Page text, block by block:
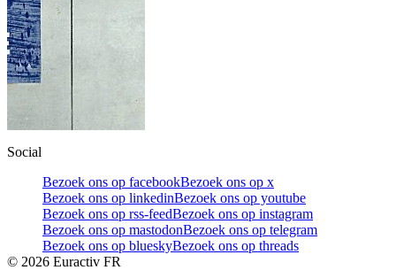
Social
Bezoek ons op facebookBezoek ons op x
Bezoek ons op linkedinBezoek ons op youtube
Bezoek ons op rss-feedBezoek ons op instagram
Bezoek ons op mastodonBezoek ons op telegram
Bezoek ons op blueskyBezoek ons op threads
© 2026 Euractiv FR